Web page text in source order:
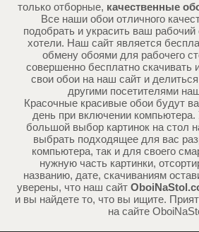
только отборные, качественные
Все наши обои отличного
подобрать и украсить ваш
хотели. Наш сайт является
обмену обоями для рабочего
совершенно бесплатно скачивать
свои обои на наш сайт и
другими посетителями
Красочные красивые обои будут
день при включении
большой выбор картинок на стол
выбрать подходящее для вас
компьютера, так и для своего
нужную часть картинки,
названию, дате, скачиваниям
уверены, что наш сайт
и вы найдете то, что вы ищите.
на сайте